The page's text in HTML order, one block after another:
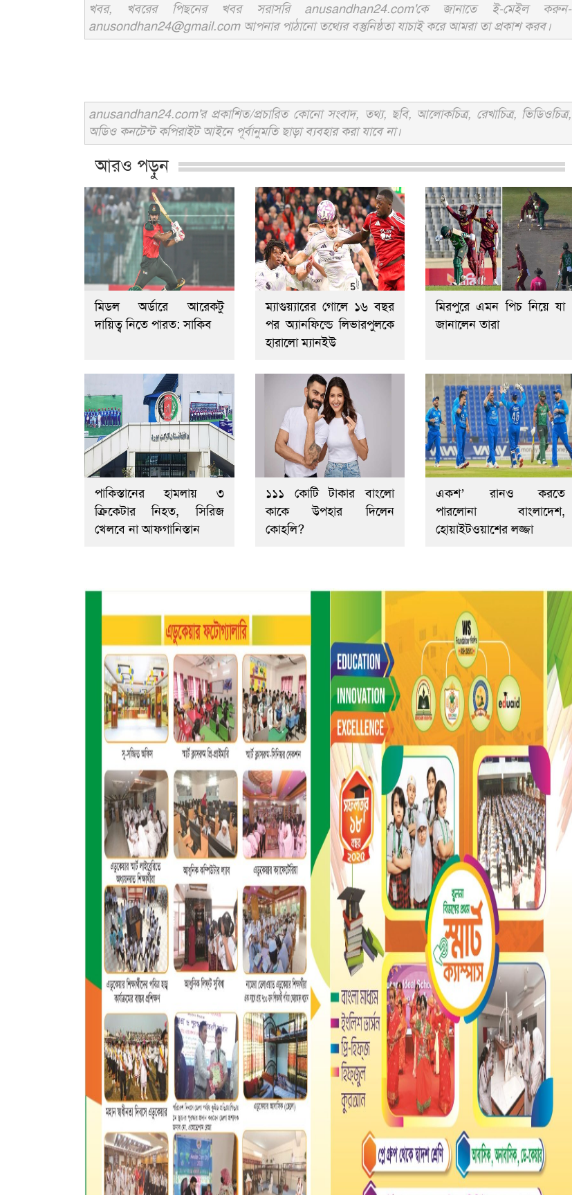
খবর, খবরের পিছনের খবর সরাসরি anusandhan24.com'কে জানাতে ই-মেইল করুন-
anusondhan24@gmail.com আপনার পাঠানো তথ্যের বস্তুনিষ্ঠতা যাচাই করে আমরা তা প্রকাশ করব।
anusandhan24.com'র প্রকাশিত/প্রচারিত কোনো সংবাদ, তথ্য, ছবি, আলোকচিত্র, রেখাচিত্র, ভিডিওচিত্র,
অডিও কনটেন্ট কপিরাইট আইনে পূর্বানুমতি ছাড়া ব্যবহার করা যাবে না।
আরও পড়ুন
মিডল অর্ডারে আরেকটু
দায়িত্ব নিতে পারত: সাকিব
ম্যাগুয়্যারের গোলে ১৬ বছর
পর অ্যানফিল্ডে লিভারপুলকে
হারালো ম্যানইউ
মিরপুরে এমন পিচ নিয়ে যা
জানালেন তারা
পাকিস্তানের হামলায় ৩
ক্রিকেটার নিহত, সিরিজ
খেলবে না আফগানিস্তান
১১১ কোটি টাকার বাংলো
কাকে উপহার দিলেন
কোহলি?
একশ’ রানও করতে
পারলোনা বাংলাদেশ,
হোয়াইটওয়াশের লজ্জা